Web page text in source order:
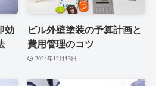
効
ビル外壁塗装の予算計画と
費用管理のコツ
2024年12月13日